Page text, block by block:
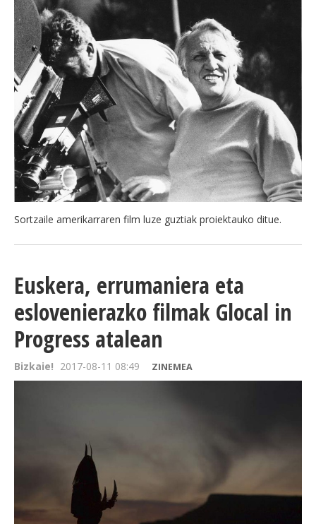
Sortzaile amerikarraren film luze guztiak proiektauko ditue.
Euskera, errumaniera eta
eslovenierazko filmak Glocal in
Progress atalean
Bizkaie! 2017-08-11 08:49 ZINEMEA